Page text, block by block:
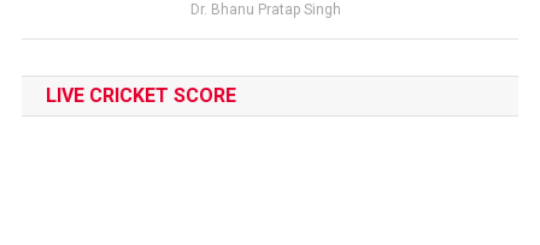
Dr. Bhanu Pratap Singh
LIVE CRICKET SCORE